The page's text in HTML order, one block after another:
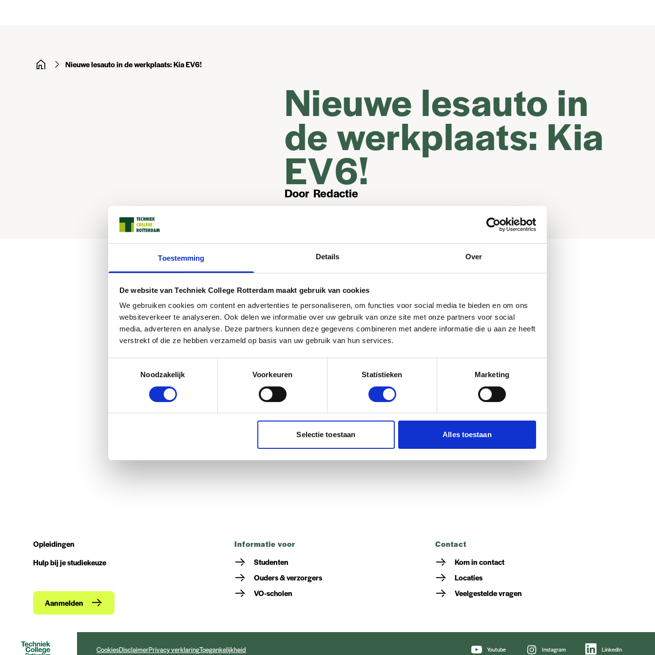
Toestemming Details Over
De website van Techniek College Rotterdam maakt gebruik van cookies
We gebruiken cookies om content en advertenties te personaliseren, om functies voor social media te bieden en om ons
websiteverkeer te analyseren. Ook delen we informatie over uw gebruik van onze site met onze partners voor social
media, adverteren en analyse. Deze partners kunnen deze gegevens combineren met andere informatie die u aan ze heeft
verstrekt of die ze hebben verzameld op basis van uw gebruik van hun services.
Noodzakelijk
Voorkeuren Statistieken Marketing
Selectie toestaan Alles toestaan
Nieuwe lesauto in de werkplaats: Kia EV6!
Nieuwe lesauto in
de werkplaats: Kia
EV6!
Door Redactie
Goed nieuws uit onze werkplaats! Dankzij een mooie samenwerking met Kia Nederland
hebben we sinds kort een gloednieuwe Kia EV6 in bruikleen. Een volledig elektrische auto die
autotechniek. En dat betekent: sleutelen, banden wisselen, remsystemen inspecteren en
wielen demonteren – alles wat erbij komt kijken om échte praktijkervaring op te doen.
Dankjewel Kia voor het beschikbaar stellen van dit lesmateriaal. Dit soort samenwerkingen
zijn van onschatbare waarde voor ons onderwijs. Ze maken het mogelijk om onze studenten
werkt in verbinding met de praktijk. Daarom zijn we altijd blij met bedrijven die materiaal
leveren, gastlessen geven, trainingen verzorgen of stageplekken aanbieden. Samen zorgen
we ervoor dat onze studenten klaar zijn voor de techniek van morgen.
Opleidingen
Hulp bij je studiekeuze
Aanmelden
informatie voor
Studenten
Ouders & verzorgers
VO-scholen
contact
Kom in contact
Locaties
Veelgestelde vragen
CookiesDisclaimerPrivacy verklaringToegankelijkheid Youtube Instagram LinkedIn